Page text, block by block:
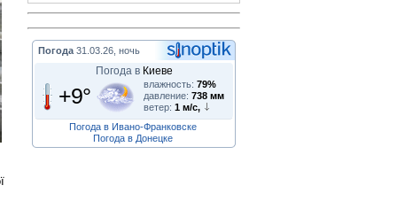
Погода 31.03.26, ночь
Погода в Киеве
+9° влажность: 79%
давление: 738 мм
ветер: 1 м/с,
Погода в Ивано-Франковске
Погода в Донецке